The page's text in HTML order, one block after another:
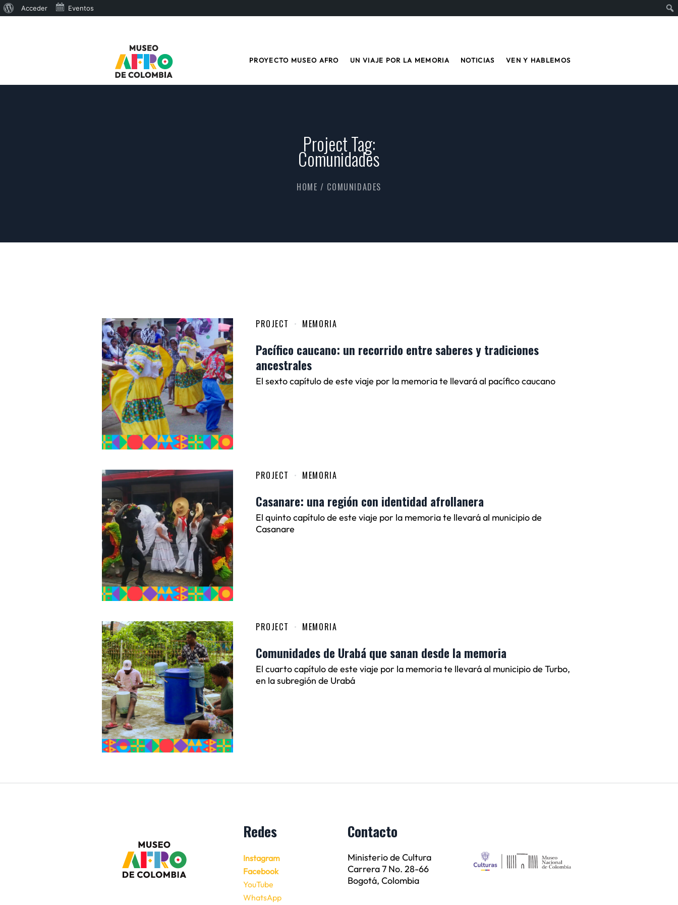
Acerca
Acceder Eventos
PROYECTO MUSEO AFRO UN VIAJE POR LA MEMORIA NOTICIAS VEN Y HABLEMOS
Project Tag:
Comunidades
HOME / COMUNIDADES
PROJECT MEMORIA
Pacífico caucano: un recorrido entre saberes y tradiciones
ancestrales
El sexto capítulo de este viaje por la memoria te llevará al pacífico caucano
PROJECT MEMORIA
Casanare: una región con identidad afrollanera
El quinto capítulo de este viaje por la memoria te llevará al municipio de
Casanare
PROJECT MEMORIA
Comunidades de Urabá que sanan desde la memoria
El cuarto capítulo de este viaje por la memoria te llevará al municipio de Turbo,
en la subregión de Urabá
Redes
Instagram
Facebook
YouTube
WhatsApp
Contacto
Ministerio de Cultura
Carrera 7 No. 28-66
Bogotá, Colombia